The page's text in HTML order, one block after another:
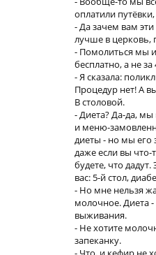
оплатили
- Да зачем вам
лучше в церковь,
- Помолиться мы
бесплатно, а не
- Я сказала:
Процедур нет! А
В столовой.
- Диета? Да-да, мы
и меню-
диеты - но мы его
даже если вы что-
будете, что
вас: 5-й стол,
- Но мне нельзя
молочное. Диета
выживания.
- Не хотите
запеканку.